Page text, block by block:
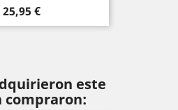
Precio
25,95 €
este